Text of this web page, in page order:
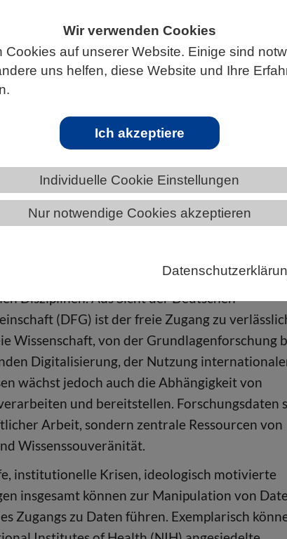
Wir verwenden Cookies
Cookies auf unserer Website. Einige sind
uns helfen, diese Website und Ihre
Ich akzeptiere
Individuelle Cookie Einstellungen
Nur notwendige Cookies akzeptieren
BERLIN-BRANDENBURG
der DFG beschreibt aktuelle Risiken und
an Forscher/-innen,
Daten bilden heute das Fundament nahezu
Disziplinen. Aus Sicht der Deutschen
(DFG) ist der freie Zugang zu
Wissenschaft, von der Grundlagenforschung
Digitalisierung, der Nutzung
wächst jedoch auch die Abhängigkeit von
und bereitstellen. Forschungsdaten
Arbeit, sondern zentrale Ressourcen von
Wissenssouveränität.
institutionelle Krisen, ideologisch motivierte
insgesamt können zur Manipulation von
Zugangs zu Daten führen. Exemplarisch